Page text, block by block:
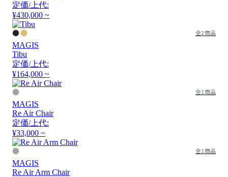
定価/上代:
¥430,000 ~
全2商品
MAGIS
Tibu
定価/上代:
¥164,000 ~
全1商品
MAGIS
Re Air Chair
定価/上代:
¥33,000 ~
全1商品
MAGIS
Re Air Arm Chair